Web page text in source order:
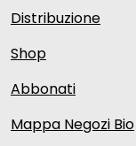
Distribuzione
Shop
Abbonati
Mappa Negozi Bio